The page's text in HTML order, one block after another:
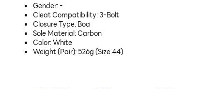
Gender: -
Cleat Compatibility: 3-Bolt
Closure Type: Boa
Sole Material: Carbon
Color: White
Weight (Pair): 526g (Size 44)